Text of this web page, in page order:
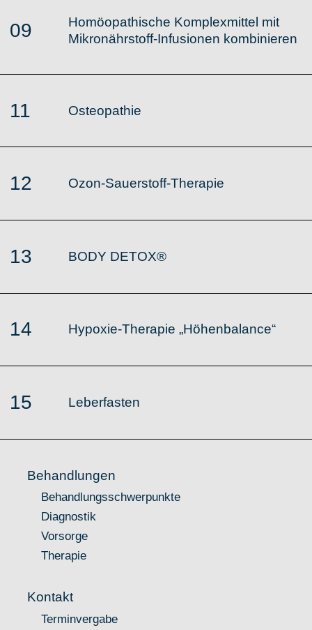
09
Homöopathische Komplexmittel mit
Mikronährstoff-Infusionen kombinieren
11 Osteopathie
12 Ozon-Sauerstoff-Therapie
13 BODY DETOX®
14 Hypoxie-Therapie „Höhenbalance“
15 Leberfasten
Behandlungen
Behandlungsschwerpunkte
Diagnostik
Vorsorge
Therapie
Kontakt
Terminvergabe